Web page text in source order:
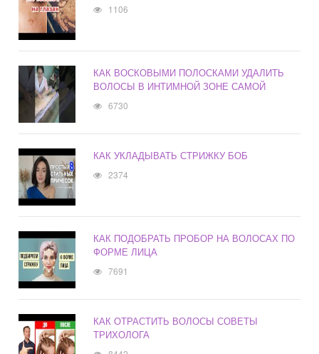
1106
КАК ВОСКОВЫМИ ПОЛОСКАМИ УДАЛИТЬ
ВОЛОСЫ В ИНТИМНОЙ ЗОНЕ САМОЙ
6730
КАК УКЛАДЫВАТЬ СТРИЖКУ БОБ
2374
КАК ПОДОБРАТЬ ПРОБОР НА ВОЛОСАХ ПО
ФОРМЕ ЛИЦА
7691
КАК ОТРАСТИТЬ ВОЛОСЫ СОВЕТЫ
ТРИХОЛОГА